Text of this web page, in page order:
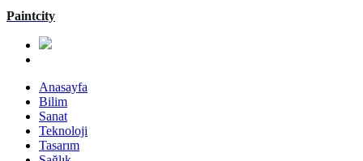
Paintcity
Anasayfa
Bilim
Sanat
Teknoloji
Tasarım